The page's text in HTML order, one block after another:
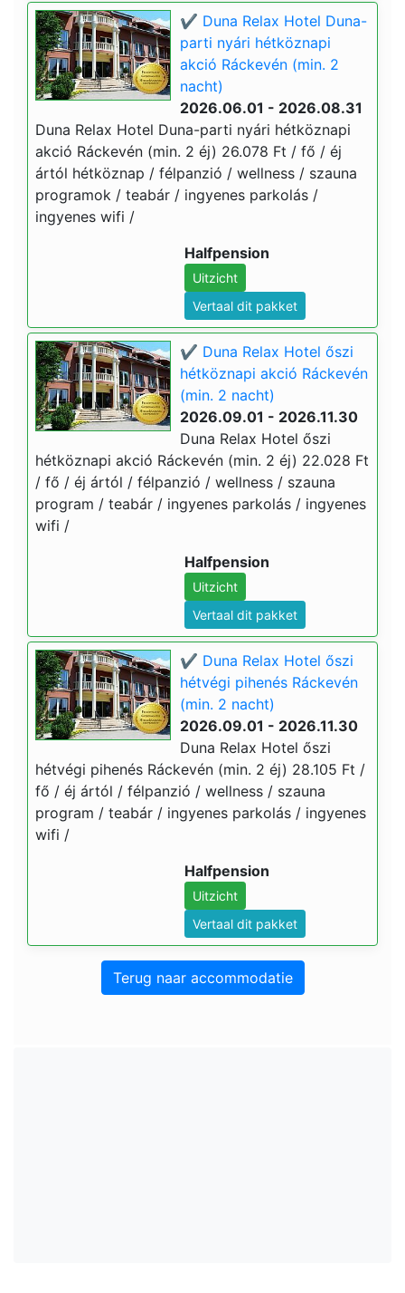
✔️ Duna Relax Hotel Duna-
parti nyári hétköznapi
akció Ráckevén (min. 2
nacht)
2026.06.01 - 2026.08.31
Duna Relax Hotel Duna-parti nyári hétköznapi
akció Ráckevén (min. 2 éj) 26.078 Ft / fő / éj
ártól hétköznap / félpanzió / wellness / szauna
programok / teabár / ingyenes parkolás /
ingyenes wifi /
Halfpension
Uitzicht
Vertaal dit pakket
✔️ Duna Relax Hotel őszi
hétköznapi akció Ráckevén
(min. 2 nacht)
2026.09.01 - 2026.11.30
Duna Relax Hotel őszi
hétköznapi akció Ráckevén (min. 2 éj) 22.028 Ft
/ fő / éj ártól / félpanzió / wellness / szauna
program / teabár / ingyenes parkolás / ingyenes
wifi /
Halfpension
Uitzicht
Vertaal dit pakket
✔️ Duna Relax Hotel őszi
hétvégi pihenés Ráckevén
(min. 2 nacht)
2026.09.01 - 2026.11.30
Duna Relax Hotel őszi
hétvégi pihenés Ráckevén (min. 2 éj) 28.105 Ft /
fő / éj ártól / félpanzió / wellness / szauna
program / teabár / ingyenes parkolás / ingyenes
wifi /
Halfpension
Uitzicht
Vertaal dit pakket
Terug naar accommodatie